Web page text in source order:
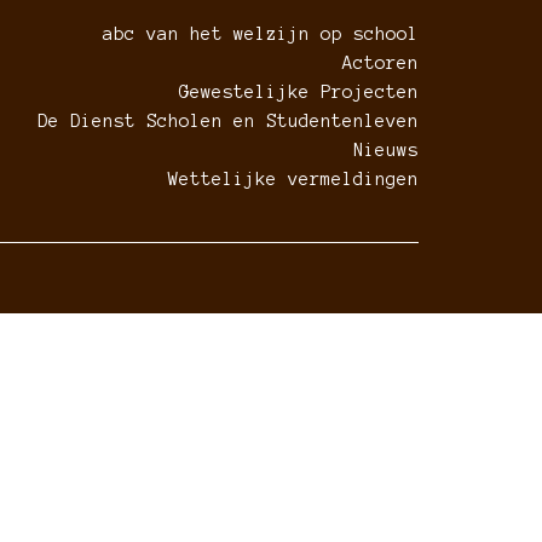
abc van het welzijn op school
Actoren
Gewestelijke Projecten
De Dienst Scholen en Studentenleven
Nieuws
Wettelijke vermeldingen